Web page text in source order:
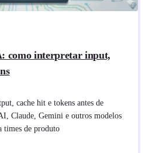
como interpretar input,
cache hit e tokens antes de
Claude, Gemini e outros modelos
times de produto